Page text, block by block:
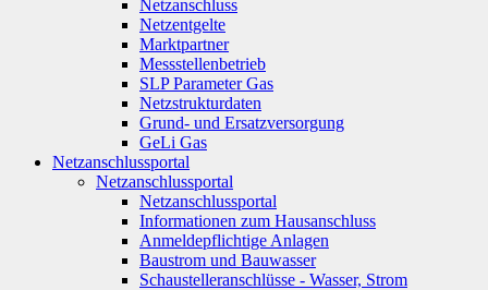
Netzanschluss
Netzentgelte
Marktpartner
Messstellenbetrieb
SLP Parameter Gas
Netzstrukturdaten
Grund- und Ersatzversorgung
GeLi Gas
Netzanschlussportal
Netzanschlussportal
Netzanschlussportal
Informationen zum Hausanschluss
Anmeldepflichtige Anlagen
Baustrom und Bauwasser
Schaustelleranschlüsse - Wasser, Strom